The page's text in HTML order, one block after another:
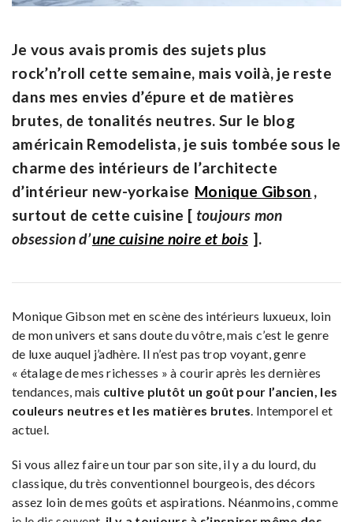
Je vous avais promis des sujets plus
rock’n’roll cette semaine, mais voilà, je reste
dans mes envies d’épure et de matières
brutes, de tonalités neutres. Sur le blog
américain Remodelista, je suis tombée sous le
charme des intérieurs de l’architecte
d’intérieur new-yorkaise Monique Gibson ,
surtout de cette cuisine [ toujours mon
obsession d’une cuisine noire et bois ].
Monique Gibson met en scène des intérieurs luxueux, loin
de mon univers et sans doute du vôtre, mais c’est le genre
de luxe auquel j’adhère. Il n’est pas trop voyant, genre
« étalage de mes richesses » à courir après les dernières
tendances, mais cultive plutôt un goût pour l’ancien, les
couleurs neutres et les matières brutes. Intemporel et
actuel.
Si vous allez faire un tour par son site, il y a du lourd, du
classique, du très conventionnel bourgeois, des décors
assez loin de mes goûts et aspirations. Néanmoins, comme